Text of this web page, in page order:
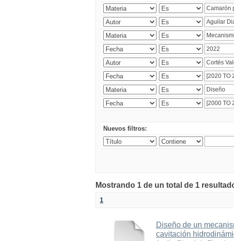
Nuevos filtros:
Mostrando 1 de un total de 1
1
Diseño de un
cavitación